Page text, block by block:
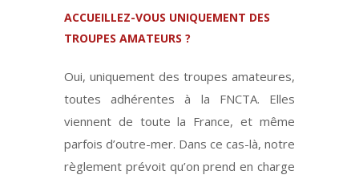
ACCUEILLEZ-VOUS UNIQUEMENT DES
TROUPES AMATEURS ?
Oui, uniquement des troupes amateures,
toutes adhérentes à la FNCTA. Elles
viennent de toute la France, et même
parfois d’outre-mer. Dans ce cas-là, notre
règlement prévoit qu’on prend en charge